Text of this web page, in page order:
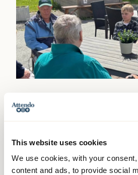
This website uses cookies
We use cookies, with your
content and ads, to provide social
En dag fylld av
Under träffen bjöds det på
och aktiviteter på boendets